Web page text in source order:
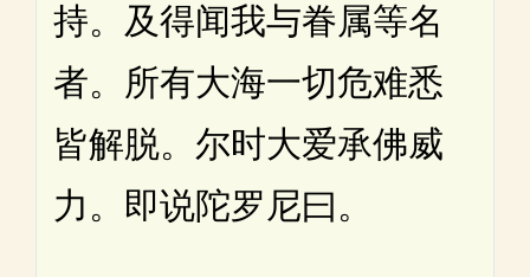
持。及得闻我与眷属等名
者。所有大海一切危难悉
皆解脱。尔时大爱承佛威
力。即说陀罗尼曰。